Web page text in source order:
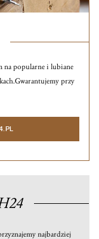
na popularne i lubiane
Gwarantujemy przy
najbardziej